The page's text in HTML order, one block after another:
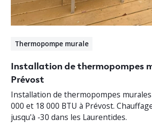
Thermopompe murale
Installation de thermopompes
Prévost
Installation de thermopompes
000 et 18 000 BTU à Prévost.
jusqu'à -30 dans les Laurentides.